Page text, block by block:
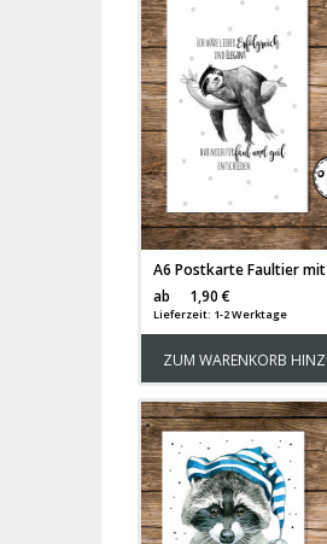
ab
1,90 €
Lieferzeit: 1-2 Werktage
ZUM WARENKORB